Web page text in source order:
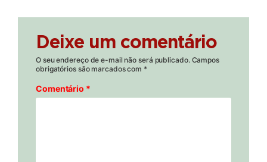
Deixe um comentário
O seu endereço de e-mail não será publicado. Campos
obrigatórios são marcados com *
Comentário *